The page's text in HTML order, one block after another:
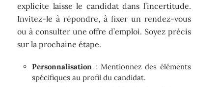
explicite laisse le candidat dans l’incertitude.
Invitez-le à répondre, à fixer un rendez-vous
ou à consulter une offre d’emploi. Soyez précis
sur la prochaine étape.
Personnalisation : Mentionnez des éléments
spécifiques au profil du candidat.